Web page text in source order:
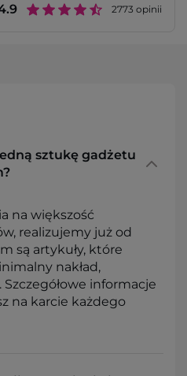
2773 opinii
sztukę gadżetu
na większość
realizujemy już od
są artykuły, które
nakład,
informacje
na karcie każdego